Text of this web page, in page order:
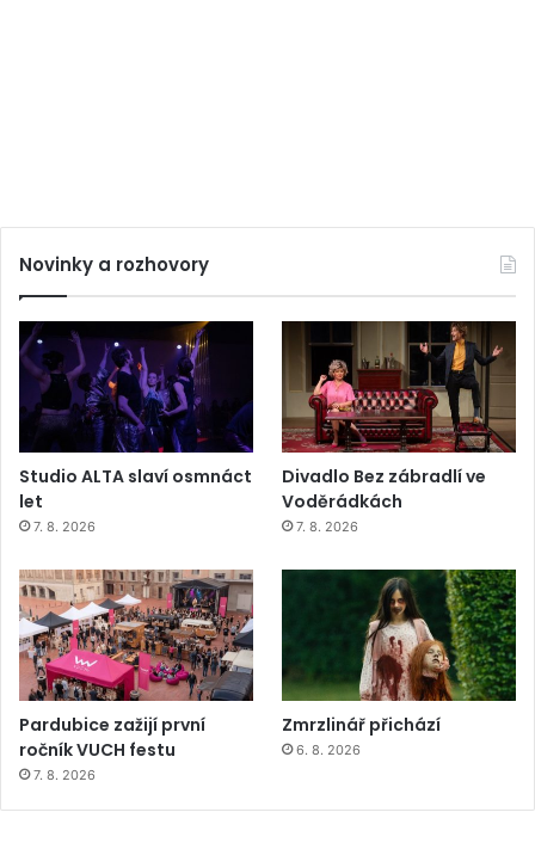
Novinky a rozhovory
Studio ALTA slaví osmnáct
let
7. 8. 2026
Divadlo Bez zábradlí ve
Voděrádkách
7. 8. 2026
Pardubice zažijí první
ročník VUCH festu
7. 8. 2026
Zmrzlinář přichází
6. 8. 2026